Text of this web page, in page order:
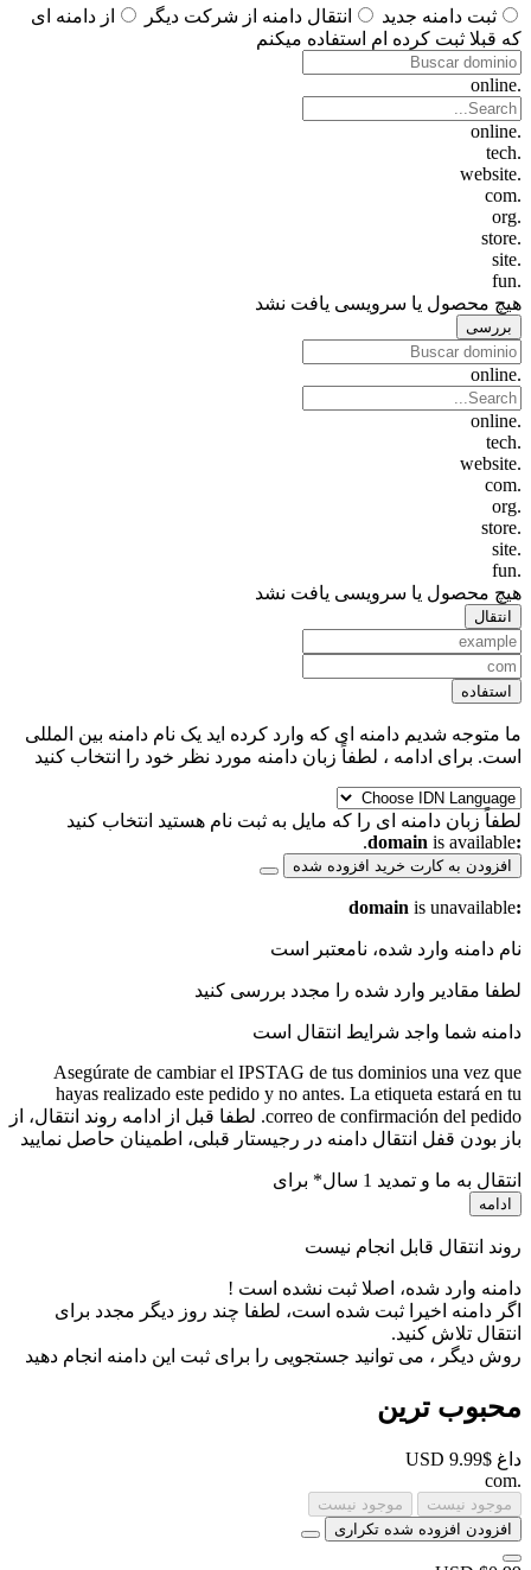
ثبت دامنه جدید انتقال دامنه از شرکت دیگر
از دامنه ای
که قبلا ثبت کرده ام استفاده میکنم
.online
.online
.tech
.website
.com
.org
.store
.site
.fun
هیچ محصول یا سرویسی یافت نشد
بررسی
.online
.online
.tech
.website
.com
.org
.store
.site
.fun
هیچ محصول یا سرویسی یافت نشد
انتقال
استفاده
ما متوجه شدیم دامنه ای که وارد کرده اید یک نام دامنه بین المللی
است. برای ادامه ، لطفاً زبان دامنه مورد نظر خود را انتخاب کنید
لطفاً زبان دامنه ای را که مایل به ثبت نام هستید انتخاب کنید
:domain
is available.
افزودن به کارت خرید افزوده شده
:domain
is unavailable
نام دامنه وارد شده، نامعتبر است
لطفا مقادیر وارد شده را مجدد بررسی کنید
دامنه شما واجد شرایط انتقال است
Asegúrate de cambiar el IPSTAG de tus dominios una vez que
hayas realizado este pedido y no antes. La etiqueta estará en tu
correo de confirmación del pedido. لطفا قبل از ادامه روند انتقال، از
باز بودن قفل انتقال دامنه در رجیستار قبلی، اطمینان حاصل نمایید
انتقال به ما و تمدید 1 سال* برای
ادامه
روند انتقال قابل انجام نیست
دامنه وارد شده، اصلا ثبت نشده است !
اگر دامنه اخیرا ثبت شده است، لطفا چند روز دیگر مجدد برای
انتقال تلاش کنید.
روش دیگر ، می توانید جستجویی را برای ثبت این دامنه انجام دهید
محبوب ترین
داغ $9.99 USD
.
com
موجود نیست
موجود نیست
افزودن افزوده شده تکراری